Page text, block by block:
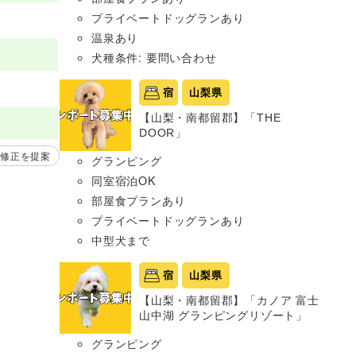
正を提案
プライベートドッグランあり
温泉あり
犬種条件: 要問い合わせ
宿 山梨県
【山梨・南都留郡】「THE
DOOR」
グランピング
同室宿泊OK
部屋食プランあり
プライベートドッグランあり
中型犬まで
宿 山梨県
【山梨・南都留郡】「カノア 富士
山中湖 グランピングリゾート」
グランピング